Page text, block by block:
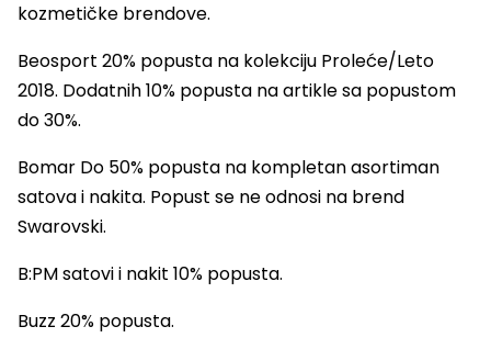
kozmetičke brendove.
Beosport 20% popusta na kolekciju Proleće/Leto
2018. Dodatnih 10% popusta na artikle sa popustom
do 30%.
Bomar Do 50% popusta na kompletan asortiman
satova i nakita. Popust se ne odnosi na brend
Swarovski.
B:PM satovi i nakit 10% popusta.
Buzz 20% popusta.